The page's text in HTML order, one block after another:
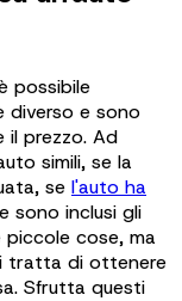
possibile
diverso e sono
il prezzo. Ad
simili, se la
se l'auto ha
sono inclusi gli
piccole cose, ma
tratta di ottenere
Sfrutta questi